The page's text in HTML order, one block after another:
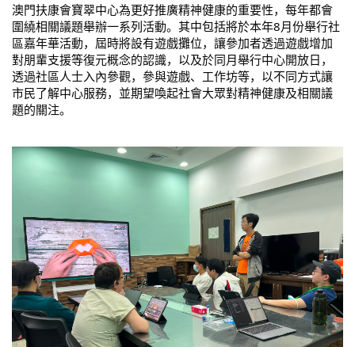
澳門扶康會寶翠中心為更好推廣精神健康的重要性，每年都會
圍繞相關議題舉辦一系列活動。其中包括將於本年8月份舉行社
區嘉年華活動，屆時將設有遊戲攤位，讓參加者透過遊戲增加
對朋輩支援等復元概念的認識，以及於同月舉行中心開放日，
透過社區人士入內參觀，參與遊戲、工作坊等，以不同方式讓
市民了解中心服務，並期望喚起社會大眾對精神健康及相關議
題的關注。